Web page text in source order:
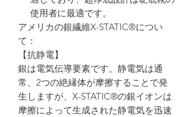
使用者に最適です。
アメリカの銀繊維X-STATIC®につい
て：
【抗静電】
銀は電気伝導要素です。静電気は通
常、2つの絶縁体が摩擦することで発
生しますが、X-STATIC®の銀イオンは
摩擦によって生成された静電気を迅速